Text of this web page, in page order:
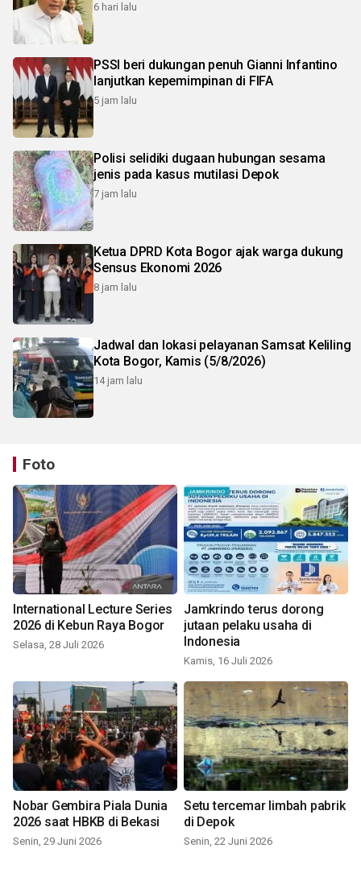
6 hari lalu
PSSI beri dukungan penuh Gianni Infantino
lanjutkan kepemimpinan di FIFA
5 jam lalu
Polisi selidiki dugaan hubungan sesama
jenis pada kasus mutilasi Depok
7 jam lalu
Ketua DPRD Kota Bogor ajak warga dukung
Sensus Ekonomi 2026
8 jam lalu
Jadwal dan lokasi pelayanan Samsat Keliling
Kota Bogor, Kamis (5/8/2026)
14 jam lalu
Foto
International Lecture Series
2026 di Kebun Raya Bogor
Selasa, 28 Juli 2026
Jamkrindo terus dorong
jutaan pelaku usaha di
Indonesia
Kamis, 16 Juli 2026
Nobar Gembira Piala Dunia
2026 saat HBKB di Bekasi
Senin, 29 Juni 2026
Setu tercemar limbah pabrik
di Depok
Senin, 22 Juni 2026